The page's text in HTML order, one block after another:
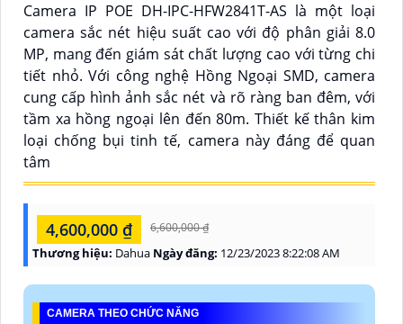
Camera IP POE DH-IPC-HFW2841T-AS là một loại
camera sắc nét hiệu suất cao với độ phân giải 8.0
MP, mang đến giám sát chất lượng cao với từng chi
tiết nhỏ. Với công nghệ Hồng Ngoại SMD, camera
cung cấp hình ảnh sắc nét và rõ ràng ban đêm, với
tầm xa hồng ngoại lên đến 80m. Thiết kế thân kim
loại chống bụi tinh tế, camera này đáng để quan
tâm
4,600,000 ₫ 6,600,000 ₫
Thương hiệu: Dahua Ngày đăng: 12/23/2023 8:22:08 AM
CAMERA THEO CHỨC NĂNG